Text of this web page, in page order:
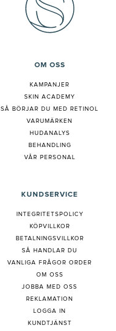
OM OSS
KAMPANJER
SKIN ACADEMY
SÅ BÖRJAR DU MED RETINOL
VARUMÄRKEN
HUDANALYS
BEHANDLING
VÅR PERSONAL
KUNDSERVICE
INTEGRITETSPOLICY
KÖPVILLKOR
BETALNINGSVILLKOR
SÅ HANDLAR DU
VANLIGA FRÅGOR ORDER
OM OSS
JOBBA MED OSS
REKLAMATION
LOGGA IN
KUNDTJÄNST